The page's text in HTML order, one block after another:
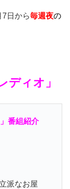
7日から毎週夜の
ディオ」
番組紹介
派なお屋